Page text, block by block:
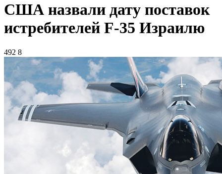
США назвали дату поставок
истребителей F-35 Израилю
492 8